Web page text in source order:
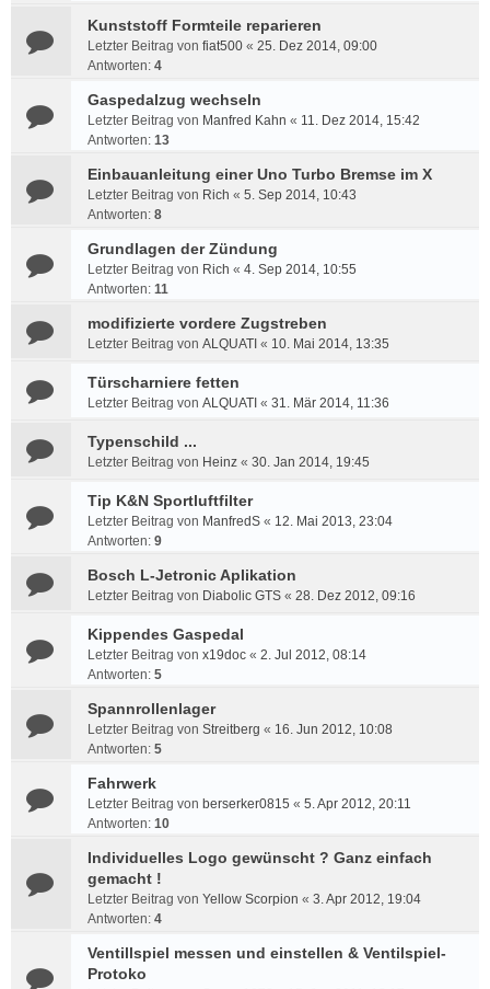
Kunststoff Formteile reparieren
Letzter Beitrag von fiat500 « 25. Dez 2014, 09:00
Antworten: 4
Gaspedalzug wechseln
Letzter Beitrag von Manfred Kahn « 11. Dez 2014, 15:42
Antworten: 13
Einbauanleitung einer Uno Turbo Bremse im X
Letzter Beitrag von Rich « 5. Sep 2014, 10:43
Antworten: 8
Grundlagen der Zündung
Letzter Beitrag von Rich « 4. Sep 2014, 10:55
Antworten: 11
modifizierte vordere Zugstreben
Letzter Beitrag von ALQUATI « 10. Mai 2014, 13:35
Türscharniere fetten
Letzter Beitrag von ALQUATI « 31. Mär 2014, 11:36
Typenschild ...
Letzter Beitrag von Heinz « 30. Jan 2014, 19:45
Tip K&N Sportluftfilter
Letzter Beitrag von ManfredS « 12. Mai 2013, 23:04
Antworten: 9
Bosch L-Jetronic Aplikation
Letzter Beitrag von Diabolic GTS « 28. Dez 2012, 09:16
Kippendes Gaspedal
Letzter Beitrag von x19doc « 2. Jul 2012, 08:14
Antworten: 5
Spannrollenlager
Letzter Beitrag von Streitberg « 16. Jun 2012, 10:08
Antworten: 5
Fahrwerk
Letzter Beitrag von berserker0815 « 5. Apr 2012, 20:11
Antworten: 10
Individuelles Logo gewünscht ? Ganz einfach
gemacht !
Letzter Beitrag von Yellow Scorpion « 3. Apr 2012, 19:04
Antworten: 4
Ventillspiel messen und einstellen & Ventilspiel-
Protoko